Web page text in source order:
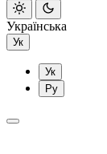
Українська
Ук
Ук
Ру